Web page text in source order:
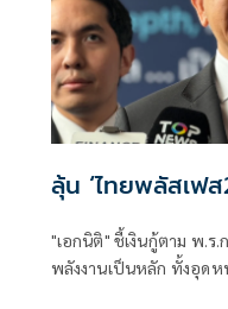
ลุ้น ‘ไทยพลัสเฟส
"เอกนิติ" ชี้เงินกู้ตาม พ.ร
พลังงานเป็นหลัก ทั้งอุดห